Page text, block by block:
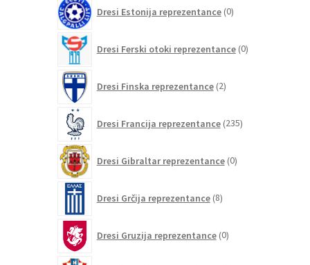
Dresi Estonija reprezentance 0izdelkov
Dresi Ferski otoki reprezentance 0izdelkov
Dresi Finska reprezentance 2izdelka
Dresi Francija reprezentance 235izdelkov
Dresi Gibraltar reprezentance 0izdelkov
Dresi Grčija reprezentance 8izdelkov
Dresi Gruzija reprezentance 0izdelkov